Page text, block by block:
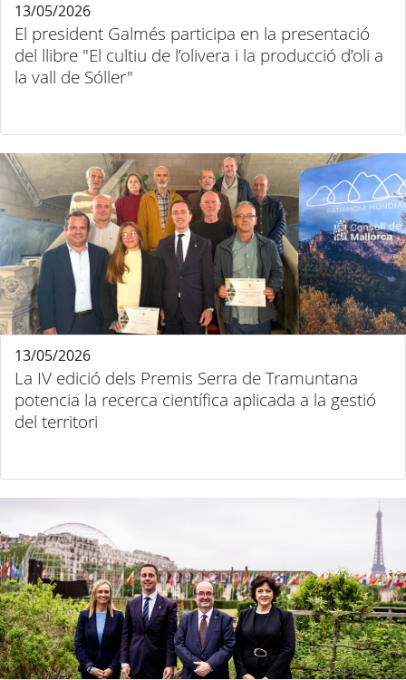
El president Galmés participa en la presentació
del llibre "El cultiu de l’olivera i la producció d’oli a
la vall de Sóller"
13/05/2026
La IV edició dels Premis Serra de Tramuntana
potencia la recerca científica aplicada a la gestió
del territori
13/05/2026